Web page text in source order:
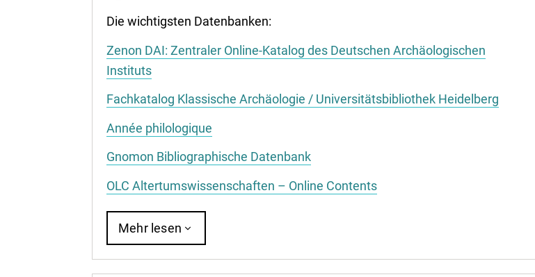
Die wichtigsten Datenbanken:
Zenon DAI: Zentraler Online-Katalog des Deutschen Archäologischen
Instituts
Fachkatalog Klassische Archäologie / Universitätsbibliothek Heidelberg
Année philologique
Gnomon Bibliographische Datenbank
OLC Altertumswissenschaften – Online Contents
Mehr lesen